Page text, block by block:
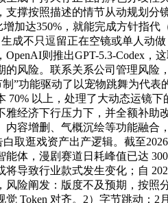
撑按照描述的情节从动规划分
加达350%，就能完成方针指代
成不只逗留正在空镜或单人动
OpenAI则推出GPT-5.3-Codex
的风险。联系关系公司管理风险
”功能驱动了以宠物跳舞为代
70% 以上，处理了大动态运镜
雅经济下行压力下，并全额补
内容增删、气概沉绘等功能融合
取逛戏资产出产逻辑。截至
能体，漫剧赛道日耗峰值已达
将导致行业款式发生变化；自
风险阐发：版度不及预期，按
Token 对齐。2）字节跳动：2